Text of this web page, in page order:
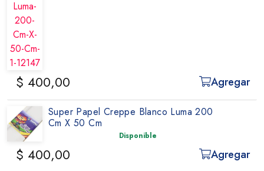
$ 400,00 Agregar
Super Papel Creppe Blanco Luma 200
Cm X 50 Cm
Disponible
$ 400,00 Agregar